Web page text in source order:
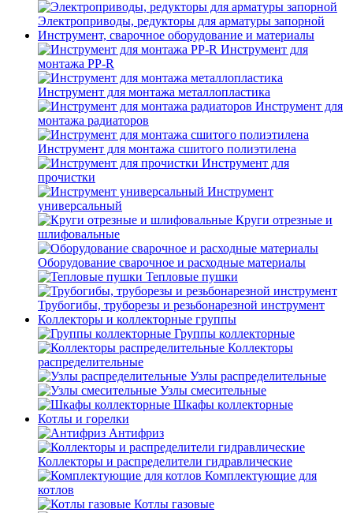
Электроприводы, редукторы для арматуры запорной
Инструмент, сварочное оборудование и материалы
Инструмент для
монтажа PP-R
Инструмент для монтажа металлопластика
Инструмент для
монтажа радиаторов
Инструмент для монтажа сшитого полиэтилена
Инструмент для
прочистки
Инструмент
универсальный
Круги отрезные и
шлифовальные
Оборудование сварочное и расходные материалы
Тепловые пушки
Трубогибы, труборезы и резьбонарезной инструмент
Коллекторы и коллекторные группы
Группы коллекторные
Коллекторы
распределительные
Узлы распределительные
Узлы смесительные
Шкафы коллекторные
Котлы и горелки
Антифриз
Коллекторы и распределители гидравлические
Комплектующие для
котлов
Котлы газовые